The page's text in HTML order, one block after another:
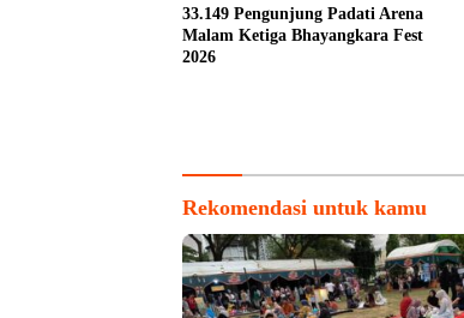
33.149 Pengunjung Padati Arena
Malam Ketiga Bhayangkara Fest
2026
Rekomendasi untuk kamu